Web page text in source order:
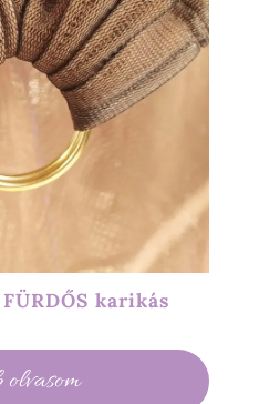
karikás
olvasom